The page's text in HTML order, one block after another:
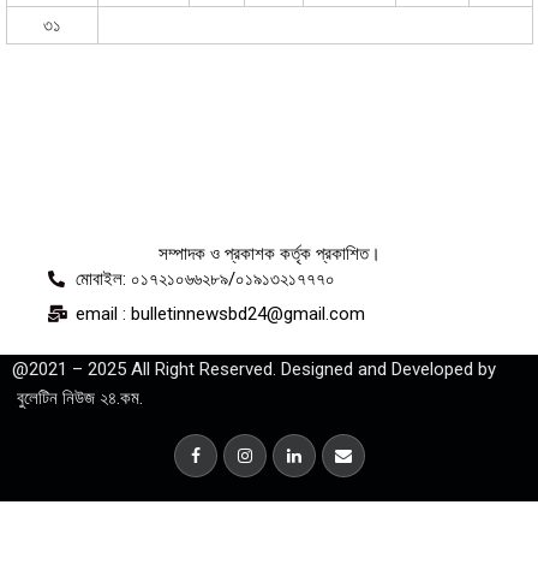
৩১
সম্পাদক ও প্রকাশক কর্তৃক প্রকাশিত।
মোবাইল: ০১৭২১০৬৬২৮৯/০১৯১৩২১৭৭৭০
email : bulletinnewsbd24@gmail.com
@2021 – 2025 All Right Reserved. Designed and Developed by
বুলেটিন নিউজ ২৪.কম.